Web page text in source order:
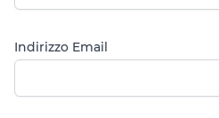
Indirizzo Email